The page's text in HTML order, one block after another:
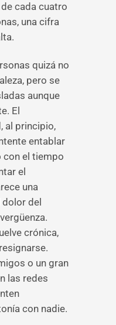
cada cuatro
una cifra
quizá no
pero se
aunque
El
al principio,
entablar
con el tiempo
el
una
del
crónica,
o un gran
las redes
con nadie.